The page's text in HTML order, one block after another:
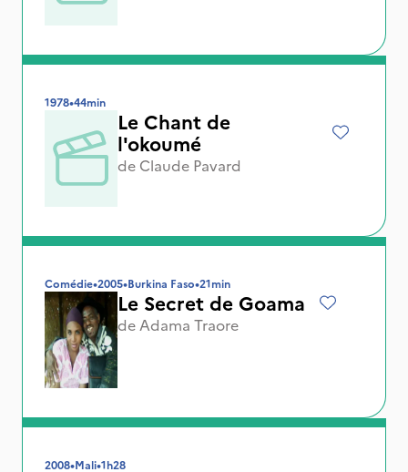
1978•44min
Le Chant de
l'okoumé
de Claude Pavard
Comédie•2005•Burkina Faso•21min
Le Secret de Goama
de Adama Traore
2008•Mali•1h28